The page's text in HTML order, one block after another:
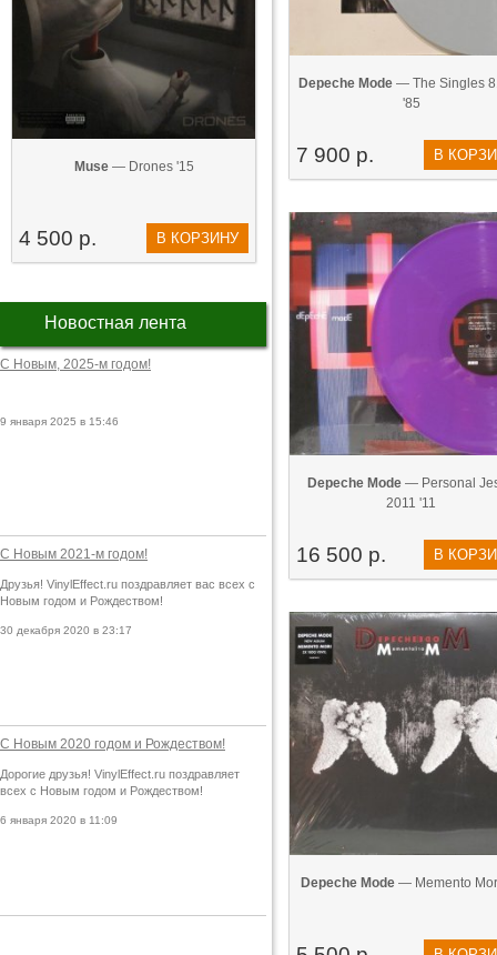
Muse— Drones '15
4 500 р. В КОРЗИНУ
Новостная лента
С Новым, 2025-м годом!
9 января 2025 в 15:46
С Новым 2021-м годом!
Друзья! VinylEffect.ru поздравляет вас всех с
Новым годом и Рождеством!
30 декабря 2020 в 23:17
С Новым 2020 годом и Рождеством!
Дорогие друзья! VinylEffect.ru поздравляет
всех с Новым годом и Рождеством!
6 января 2020 в 11:09
Depeche Mode — The Singles
'85
7 900 р. В
Depeche Mode — Personal
2011 '11
16 500 р. В
Depeche Mode— Memento